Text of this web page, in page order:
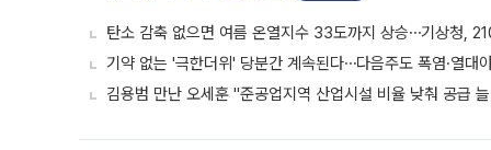
탄소 감축 없으면 여름 온열지수 33도까지 상승⋯기상청,
기약 없는 '극한더위' 당분간 계속된다⋯다음주도 폭염·열대
김용범 만난 오세훈 "준공업지역 산업시설 비율 낮춰 공급